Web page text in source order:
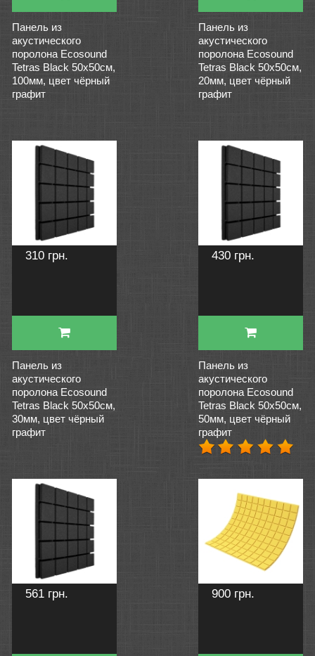
Панель из
акустического
поролона Ecosound
Tetras Black 50x50см,
100мм, цвет чёрный
графит
Панель из
акустического
поролона Ecosound
Tetras Black 50x50см,
20мм, цвет чёрный
графит
310 грн.
Панель из
акустического
поролона Ecosound
Tetras Black 50x50см,
30мм, цвет чёрный
графит
430 грн.
Панель из
акустического
поролона Ecosound
Tetras Black 50x50см,
50мм, цвет чёрный
графит
561 грн. 900 грн.